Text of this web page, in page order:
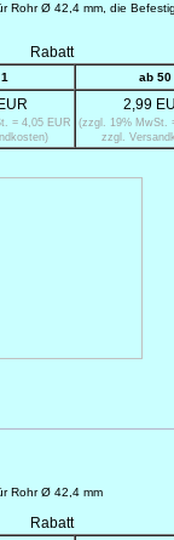
Rohr Ø 42,4 mm, die
Rabatt
ab 50
= 4,05 EUR
2,99
(zzgl. 19% MwSt.
zzgl.
Rohr Ø 42,4 mm
Rabatt